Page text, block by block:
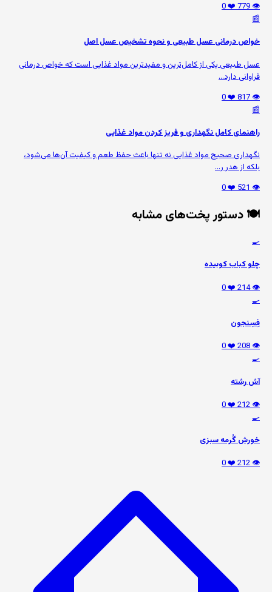
👁️ 779
❤️ 0
📰
خواص درمانی عسل طبیعی و نحوه تشخیص عسل اصل
عسل طبیعی یکی از کامل‌ترین و مفیدترین مواد غذایی است که خواص درمانی
فراوانی دارد...
👁️ 817
❤️ 0
📰
راهنمای کامل نگهداری و فریز کردن مواد غذایی
نگهداری صحیح مواد غذایی نه تنها باعث حفظ طعم و کیفیت آن‌ها می‌شود،
بلکه از هدر ر...
👁️ 521
❤️ 0
🍽️ دستور پخت‌های مشابه
🍳
چلو کباب کوبیده
👁️ 214
❤️ 0
🍳
فِسِنجون
👁️ 208
❤️ 0
🍳
آش رشته
👁️ 212
❤️ 0
🍳
خورش گُرمه سبزی
👁️ 212
❤️ 0